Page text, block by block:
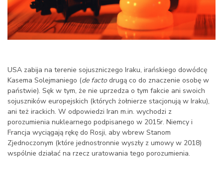
USA zabija na terenie sojuszniczego Iraku, irańskiego dowódcę
Kasema Solejmaniego (de factodrugą co do znaczenie osobę w
państwie). Sęk w tym, że nie uprzedza o tym fakcie ani swoich
sojuszników europejskich (których żołnierze stacjonują w Iraku),
ani też irackich. W odpowiedzi Iran m.in. wychodzi z
porozumienia nuklearnego podpisanego w 2015r. Niemcy i
Francja wyciągają rękę do Rosji, aby wbrew Stanom
Zjednoczonym (które jednostronnie wyszły z umowy w 2018)
wspólnie działać na rzecz uratowania tego porozumienia.